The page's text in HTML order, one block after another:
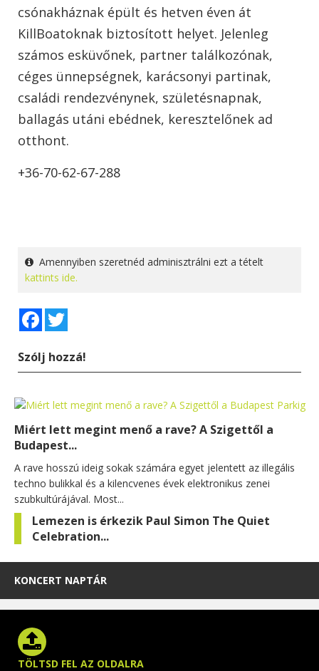
csónakháznak épült és hetven éven át
KillBoatoknak biztosított helyet. Jelenleg
számos esküvőnek, partner találkozónak,
céges ünnepségnek, karácsonyi partinak,
családi rendezvénynek, születésnapnak,
ballagás utáni ebédnek, keresztelőnek ad
otthont.
+36-70-62-67-288
Amennyiben szeretnéd adminisztrálni ezt a tételt
kattints ide.
Facebook
Szólj hozzá!
Miért lett megint menő a rave? A Szigettől a
Budapest...
A rave hosszú ideig sokak számára egyet jelentett az illegális
techno bulikkal és a kilencvenes évek elektronikus zenei
szubkultúrájával. Most...
Lemezen is érkezik Paul Simon The Quiet
Celebration...
KONCERT NAPTÁR
TÖLTSD FEL AZ OLDALRA